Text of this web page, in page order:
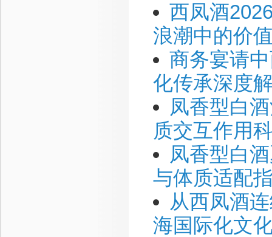
西凤酒
浪潮中的价
商务宴请
化传承深度
凤香型白
质交互作用
凤香型白
与体质适配
从西凤酒
海国际化文